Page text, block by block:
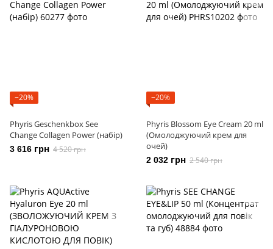
−20%
Phyris Geschenkbox See
Change Collagen Power (набір)
3 616 грн 4 520 грн
−20%
Phyris Blossom Eye Cream 20 ml
(Омолоджуючий крем для
очей)
2 032 грн 2 540 грн